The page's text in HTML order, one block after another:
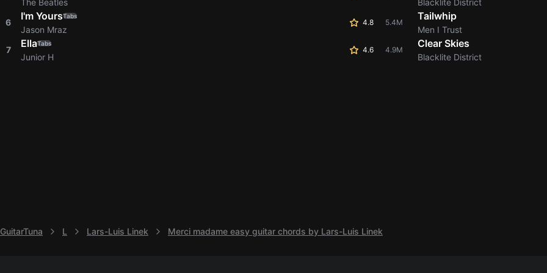
The Beatles
6
I'm YoursTabs
Jason Mraz
4.8 5.4M
7
EllaTabs
Junior H
4.6 4.9M
Blacklite District
Tailwhip
Men I Trust
Clear Skies
Blacklite District
GuitarTuna L Lars-Luis Linek Merci madame easy guitar chords by Lars-Luis Linek